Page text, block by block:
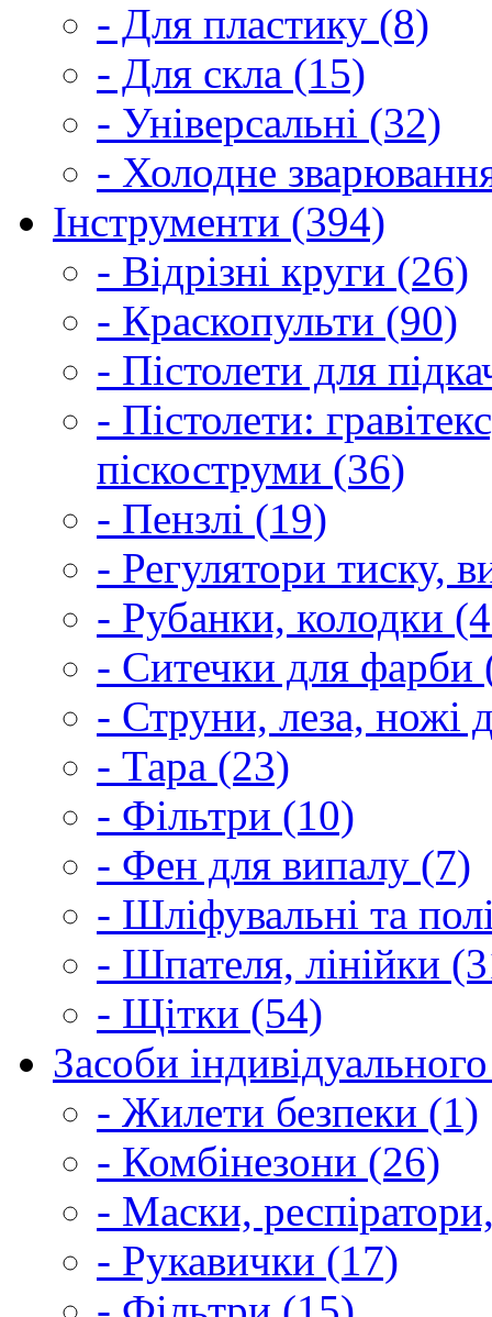
- Для пластику (8)
- Для скла (15)
- Універсальні (32)
- Холодне
Інструменти (394)
- Відрізні круги (26)
- Краскопульти (90)
- Пістолети для
- Пістолети:
піскоструми (36)
- Пензлі (19)
- Регулятори тиску,
- Рубанки, колодки
- Ситечки для фарби
- Струни, леза, ножі
- Тара (23)
- Фільтри (10)
- Фен для випалу (7)
- Шліфувальні та
- Шпателя, лінійки
- Щітки (54)
Засоби
- Жилети безпеки (1)
- Комбінезони (26)
- Маски,
- Рукавички (17)